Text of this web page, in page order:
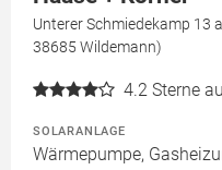
Unterer Schmiedekamp 13
38685 Wildemann)
4.2 Sterne
SOLARANLAGE
Wärmepumpe,